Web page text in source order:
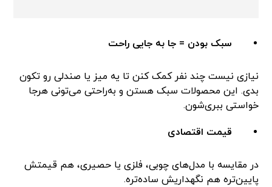
سبک بودن = جا به جایی راحت
نیازی نیست چند نفر کمک کنن تا یه میز یا صندلی رو تکون
بدی. این محصولات سبک هستن و به‌راحتی می‌تونی هرجا
خواستی ببری‌شون.
قیمت اقتصادی
در مقایسه با مدل‌های چوبی، فلزی یا حصیری، هم قیمتش
پایین‌تره هم نگهداریش ساده‌تره.